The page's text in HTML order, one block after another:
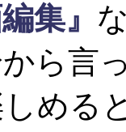
集』
ら言
める